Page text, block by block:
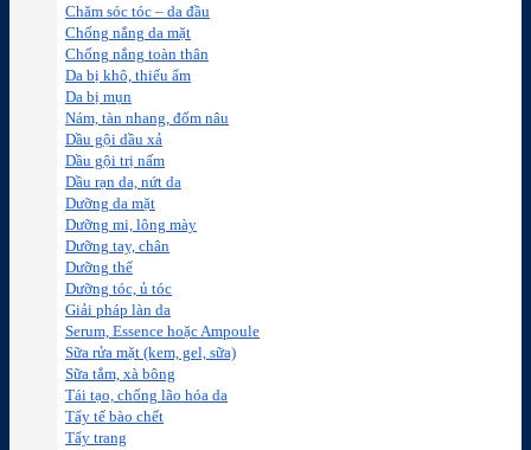
Chăm sóc tóc – da đầu
Chống nắng da mặt
Chống nắng toàn thân
Da bị khô, thiếu ẩm
Da bị mụn
Nám, tàn nhang, đốm nâu
Dầu gội dầu xả
Dầu gội trị nấm
Dầu rạn da, nứt da
Dưỡng da mặt
Dưỡng mi, lông mày
Dưỡng tay, chân
Dưỡng thể
Dưỡng tóc, ủ tóc
Giải pháp làn da
Serum, Essence hoặc Ampoule
Sữa rửa mặt (kem, gel, sữa)
Sữa tắm, xà bông
Tái tạo, chống lão hóa da
Tẩy tế bào chết
Tẩy trang